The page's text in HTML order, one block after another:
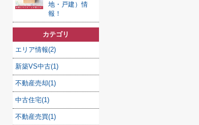
地・戸建）情
報！
カテゴリ
エリア情報(2)
新築VS中古(1)
不動産売却(1)
中古住宅(1)
不動産売買(1)